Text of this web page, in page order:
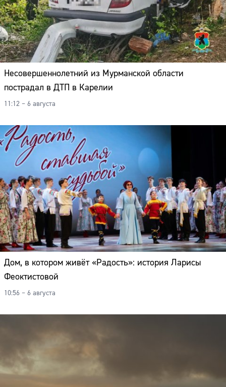
Несовершеннолетний из Мурманской области
пострадал в ДТП в Карелии
11:12 – 6 августа
Дом, в котором живёт «Радость»: история Ларисы
Феоктистовой
10:56 – 6 августа